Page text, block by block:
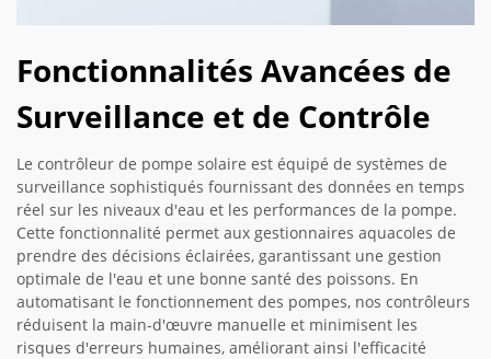
Fonctionnalités Avancées de
Surveillance et de Contrôle
Le contrôleur de pompe solaire est équipé de systèmes de
surveillance sophistiqués fournissant des données en temps
réel sur les niveaux d'eau et les performances de la pompe.
Cette fonctionnalité permet aux gestionnaires aquacoles de
prendre des décisions éclairées, garantissant une gestion
optimale de l'eau et une bonne santé des poissons. En
automatisant le fonctionnement des pompes, nos contrôleurs
réduisent la main-d'œuvre manuelle et minimisent les
risques d'erreurs humaines, améliorant ainsi l'efficacité